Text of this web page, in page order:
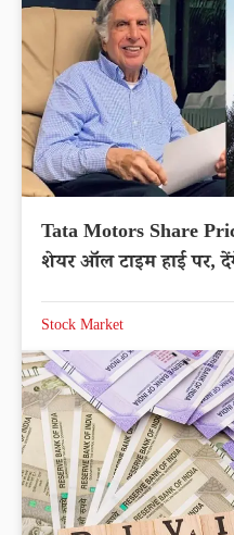
Tata Motors Share
शेयर ऑल टाइम हाई पर, देंगे
Stock Market